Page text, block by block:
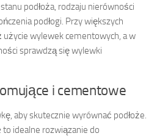
podłoża, rodzaju nierówności
podłogi. Przy większych
użycie wylewek cementowych, a w
sprawdzą się wylewki
i cementowe
aby skutecznie wyrównać podłoże.
to idealne rozwiązanie do